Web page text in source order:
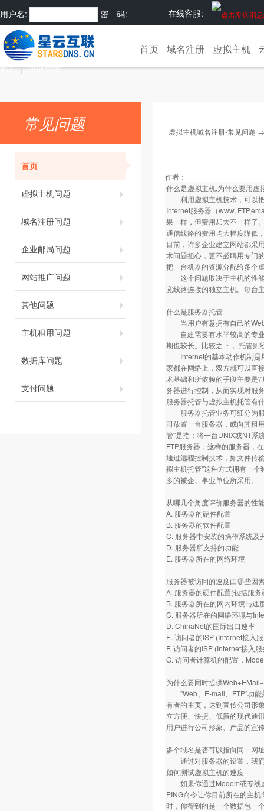
在线客服:
用户名: 密 码:
码? 快捷登录:
首页 域名注册 虚拟主机
常见问题
首页
虚拟主机问题
域名注册问题
企业邮局问题
网站推广问题
其他问题
主机租用问题
数据库问题
支付问题
虚拟主机域名注册-常见问题
作者：
什么是虚拟主机,为什么要用虚
利用虚拟主机技术，可以把
Internet服务器（www,
果一样，但费用却大不一样了
通信线路的费用均大幅度降低
目前，许多企业建立网站都采
术问题担心，更不必聘用专门
把一台机器的资源分配给多个
这个问题取决于主机的性能
宽线路连接的独立主机。每台
什么是服务器托管
当用户有意拥有自己的Web
自建需要有水平较高的专业
期也较长。比较之下， 托管则
Internet的基本动作机制是
家都在网络上，双方就可以直
术基础和所依赖的手段主要是
务器进行控制，从而实现对服
服务器托管与虚拟主机托管有
服务器托管业务可细分为服
司放置一台服务器，或向其租
管"是指：将一台UNIX或NT系
FTP服务器，这样的服务器，
通过远程控制技术，如文件传
拟主机托管"这种方式拥有一
多的被企、事业单位所采用。
从哪几个角度评价服务器的性
A. 服务器的硬件配置
B. 服务器的软件配置
C. 服务器中安装的操作系统及
D. 服务器所支持的功能
E. 服务器所在的网络环境
服务器被访问的速度由哪些因
A. 服务器的硬件配置(包括服
B. 服务器所在的网内环境与速
C. 服务器所在的网络环境与
D. ChinaNet的国际出口速率
E. 访问者的ISP (Internet接入
F. 访问者的ISP (Internet接入
G. 访问者计算机的配置，
为什么要同时提供
"Web、E-mail、FTP"功能
有者的主页，达到宣传公司形
立方便、快捷、低廉的现代通
用户进行公司形象、产品的宣
多个域名是否可以指向同一网
通过对服务器的设置，我们
如何测试虚拟主机的速度
如果你通过Modem或专线
PING命令让你目前所在的主
时，你得到的是一个数据包一